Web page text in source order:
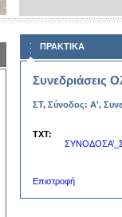
ΠΡΑΚΤΙΚΑ
Συνεδριάσεις
ΣΤ, Σύνοδος: Α',
TXT:
Επιστροφή